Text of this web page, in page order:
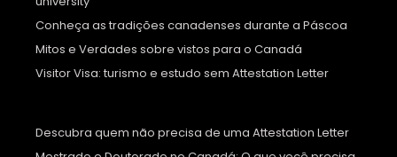
Conheça as tradições canadenses durante a Páscoa
Mitos e Verdades sobre vistos para o Canadá
Visitor Visa: turismo e estudo sem Attestation Letter
Descubra quem não precisa de uma Attestation Letter